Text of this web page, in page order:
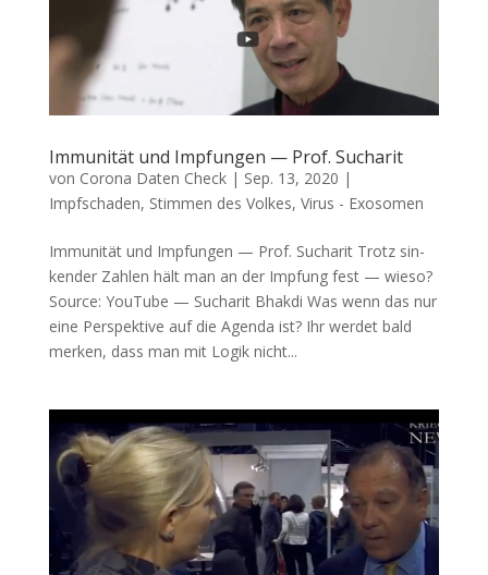
Immunität und Impfungen — Prof. Sucharit
von Corona Daten Check| Sep. 13, 2020 |
Impfschaden, Stimmen des Volkes, Virus - Exosomen
Immunität und Impfungen — Prof. Sucharit Trotz sin­
ken­der Zah­len hält man an der Imp­fung fest — wieso?
Source: You­Tube — Sucha­rit Bhakdi Was wenn das nur
eine Per­spek­ti­ve auf die Agen­da ist? Ihr wer­det bald
mer­ken, dass man mit Logik nicht...